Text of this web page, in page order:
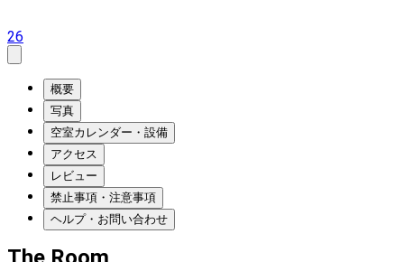
26
概要
写真
空室カレンダー・設備
アクセス
レビュー
禁止事項・注意事項
ヘルプ・お問い合わせ